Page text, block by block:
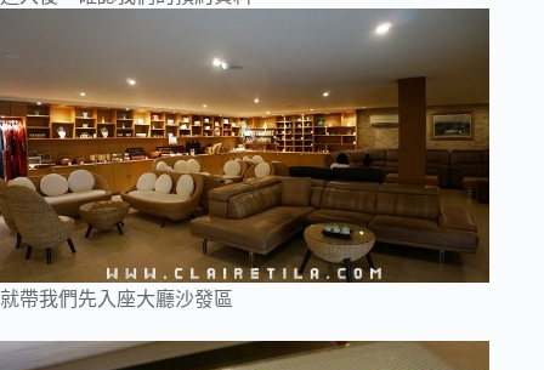
就帶我們先入座大廳沙發區